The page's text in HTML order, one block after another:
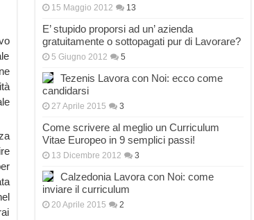
15 Maggio 2012 13
E’ stupido proporsi ad un’ azienda
gratuitamente o sottopagati pur di Lavorare?
5 Giugno 2012 5
Tezenis Lavora con Noi: ecco come
candidarsi
27 Aprile 2015 3
Come scrivere al meglio un Curriculum
Vitae Europeo in 9 semplici passi!
13 Dicembre 2012 3
Calzedonia Lavora con Noi: come
inviare il curriculum
20 Aprile 2015 2